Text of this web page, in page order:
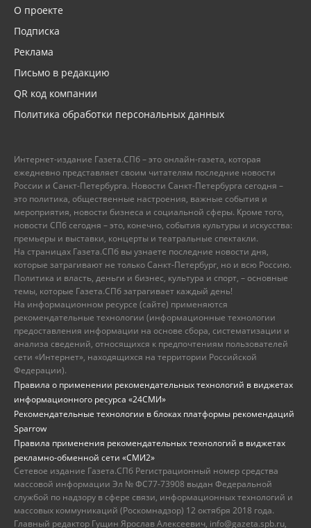
О проекте
Подписка
Реклама
Письмо в редакцию
QR код компании
Политика обработки персональных данных
Интернет-издание Газета.СПб – это онлайн-газета, которая
ежедневно представляет своим читателям последние новости
России и Санкт-Петербурга. Новости Санкт-Петербурга сегодня –
это политика, общественные настроения, важные события и
мероприятия, новости бизнеса и социальной сферы. Кроме того,
новости СПб сегодня – это, конечно, события культуры и искусства:
премьеры и выставки, концерты и театральные спектакли.
На страницах Газета.СПб вы узнаете последние новости дня,
которые затрагивают не только Санкт-Петербург, но и всю Россию.
Политика и власть, деньги и бизнес, культура и спорт, – основные
темы, которые Газета.СПб затрагивает каждый день!
На информационном ресурсе (сайте) применяются
рекомендательные технологии (информационные технологии
предоставления информации на основе сбора, систематизации и
анализа сведений, относящихся к предпочтениям пользователей
сети «Интернет», находящихся на территории Российской
Федерации).
Правила о применении рекомендательных технологий в виджетах
информационного ресурса «24СМИ»
Рекомендательные технологии в блоках платформы рекомендаций
Sparrow
Правила применения рекомендательных технологий в виджетах
рекламно-обменной сети «СМИ2»
Сетевое издание Газета.СПб Регистрационный номер средства
массовой информации Эл № ФС77-73908 выдан Федеральной
службой по надзору в сфере связи, информационных технологий и
массовых коммуникаций (Роскомнадзор) 12 октября 2018 года.
Главный редактор Гущин Ярослав Алексеевич, info@gazeta.spb.ru,